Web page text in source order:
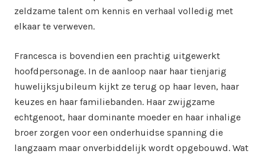
zeldzame talent om kennis en verhaal volledig met
elkaar te verweven.
Francesca is bovendien een prachtig uitgewerkt
hoofdpersonage. In de aanloop naar haar tienjarig
huwelijksjubileum kijkt ze terug op haar leven, haar
keuzes en haar familiebanden. Haar zwijgzame
echtgenoot, haar dominante moeder en haar inhalige
broer zorgen voor een onderhuidse spanning die
langzaam maar onverbiddelijk wordt opgebouwd. Wat